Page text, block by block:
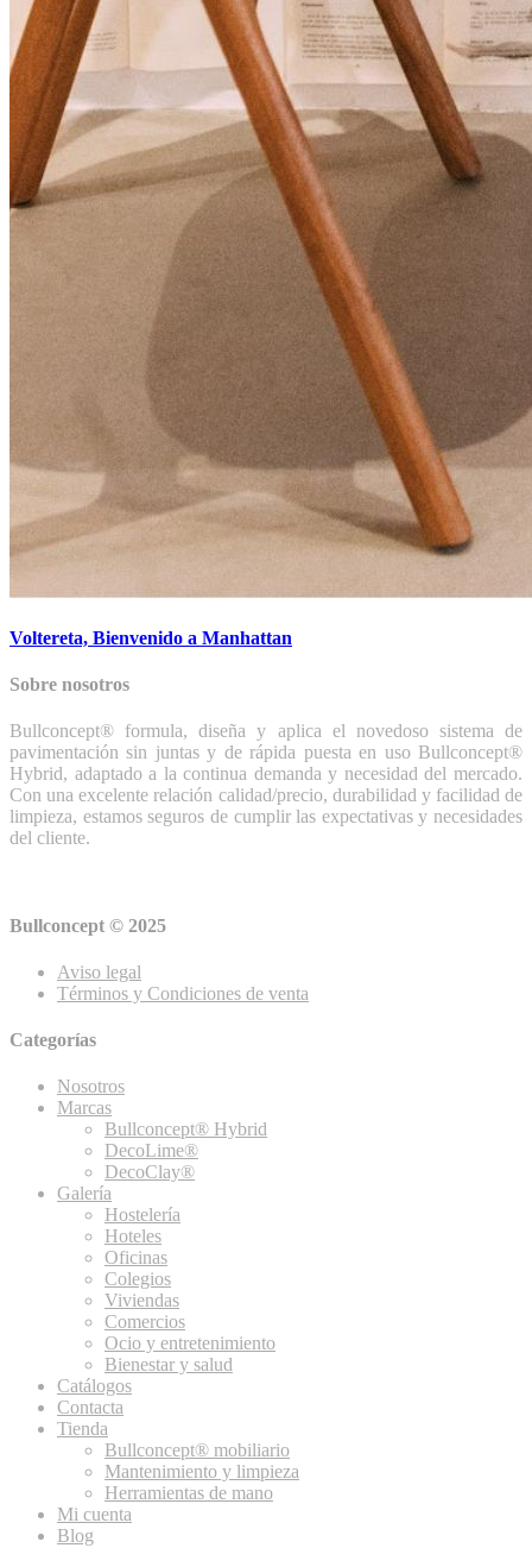
Voltereta, Bienvenido a Manhattan
Sobre nosotros
Bullconcept® formula, diseña y aplica el novedoso sistema de
pavimentación sin juntas y de rápida puesta en uso Bullconcept®
Hybrid, adaptado a la continua demanda y necesidad del mercado.
Con una excelente relación calidad/precio, durabilidad y facilidad de
limpieza, estamos seguros de cumplir las expectativas y necesidades
del cliente.
Bullconcept © 2025
Aviso legal
Términos y Condiciones de venta
Categorías
Nosotros
Marcas
Bullconcept® Hybrid
DecoLime®
DecoClay®
Galería
Hostelería
Hoteles
Oficinas
Colegios
Viviendas
Comercios
Ocio y entretenimiento
Bienestar y salud
Catálogos
Contacta
Tienda
Bullconcept® mobiliario
Mantenimiento y limpieza
Herramientas de mano
Mi cuenta
Blog